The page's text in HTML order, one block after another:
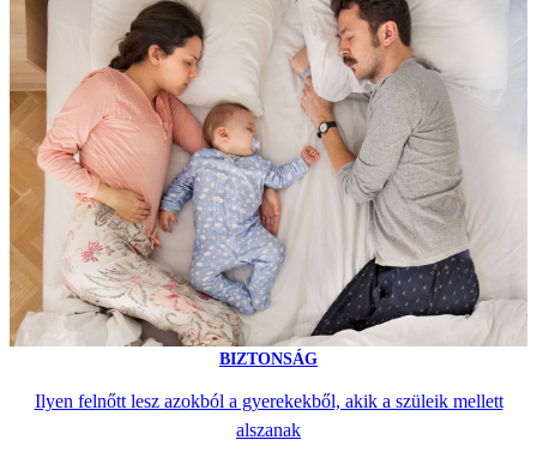
BIZTONSÁG
Ilyen felnőtt lesz azokból a gyerekekből, akik a szüleik mellett
alszanak